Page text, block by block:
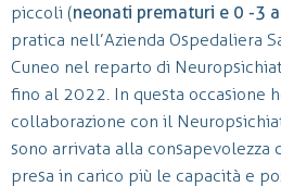
piccoli (neonati prematuri e 0 -3
pratica nell’Azienda Ospedaliera
Cuneo nel reparto di
fino al 2022. In questa occasione
collaborazione con il
sono arrivata alla consapevolezza
presa in carico più le capacità e